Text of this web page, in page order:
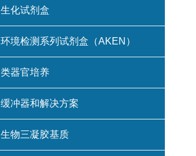
生化试剂盒
环境检测系列试剂盒（AKEN）
类器官培养
缓冲器和解决方案
生物三凝胶基质